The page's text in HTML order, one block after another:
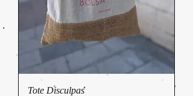
Tote Disculpas